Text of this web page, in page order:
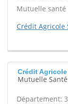
Mutuelle
Crédit Agricole
Crédit
Mutuelle
Département: